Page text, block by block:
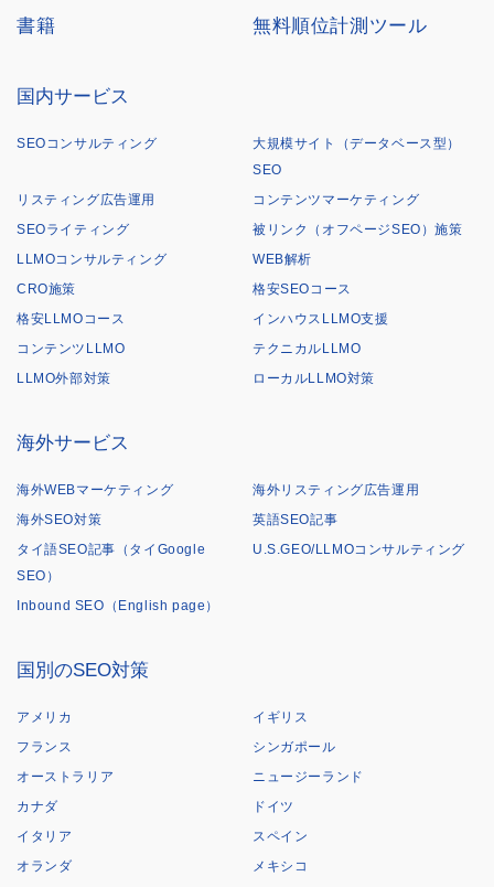
書籍 無料順位計測ツール
国内サービス
SEOコンサルティング
大規模サイト（データベース型）
SEO
リスティング広告運用
コンテンツマーケティング
SEOライティング
被リンク（オフページSEO）施策
LLMOコンサルティング
WEB解析
CRO施策
格安SEOコース
格安LLMOコース
インハウスLLMO支援
コンテンツLLMO
テクニカルLLMO
LLMO外部対策
ローカルLLMO対策
海外サービス
海外WEBマーケティング
海外リスティング広告運用
海外SEO対策
英語SEO記事
タイ語SEO記事（タイGoogle
SEO）
U.S.GEO/LLMOコンサルティング
Inbound SEO（English page）
国別のSEO対策
アメリカ
イギリス
フランス
シンガポール
オーストラリア
ニュージーランド
カナダ
ドイツ
イタリア
スペイン
オランダ
メキシコ